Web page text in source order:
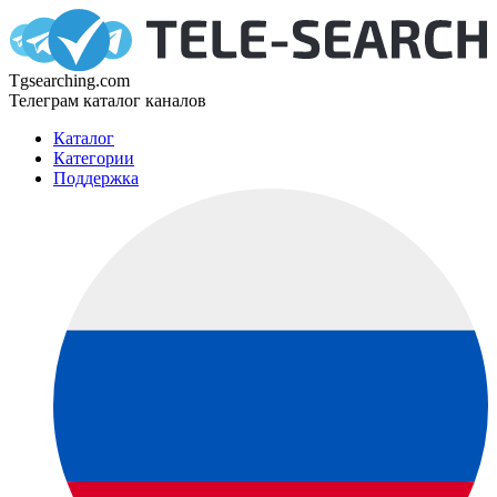
Tgsearching.com
Телеграм каталог каналов
Каталог
Категории
Поддержка